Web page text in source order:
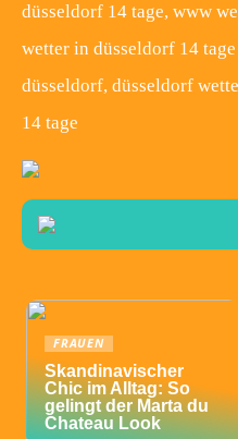
düsseldorf 14 tage, www
wetter in düsseldorf 14
düsseldorf, düsseldorf
14 tage
FRAUEN
Skandinavischer
Chic im Alltag: So
gelingt der Marta du
Chateau Look